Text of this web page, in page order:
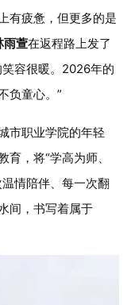
有疲惫，但更多的是
雨萱在返程路上发了
容很暖。2026年的
负童心。”
市职业学院的年轻
，将“学高为师、
情陪伴、每一次翻
间，书写着属于